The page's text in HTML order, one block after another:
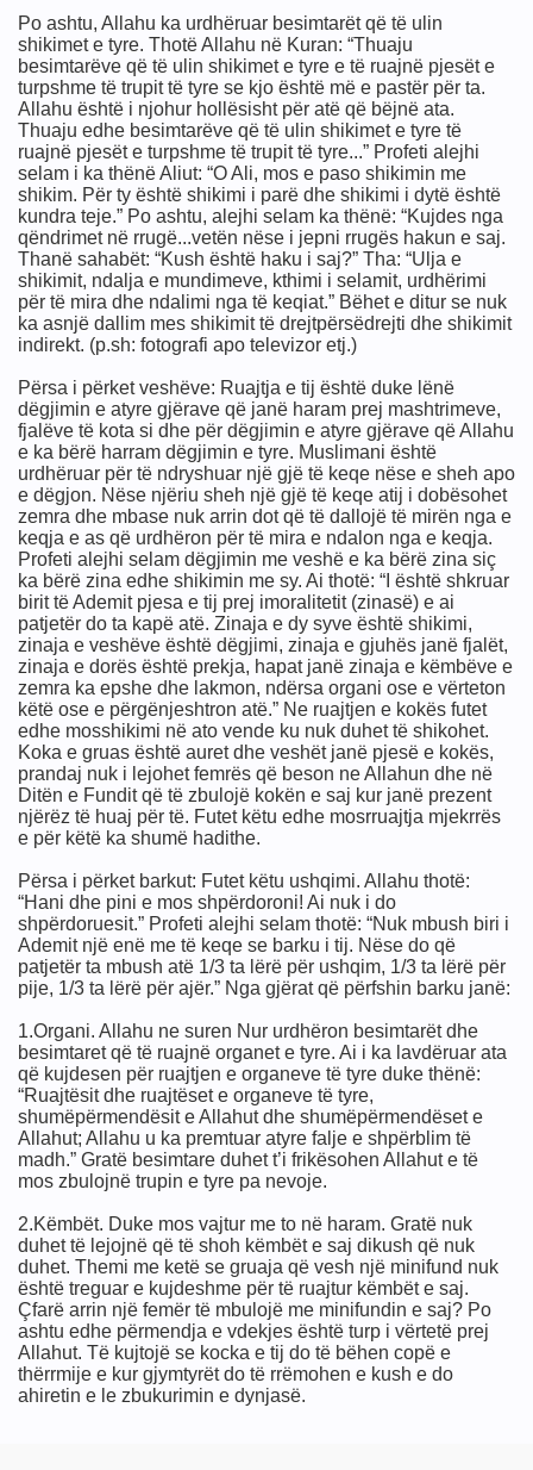
Po ashtu, Allahu ka urdhëruar besimtarët që të ulin
shikimet e tyre. Thotë Allahu në Kuran: “Thuaju
besimtarëve që të ulin shikimet e tyre e të ruajnë pjesët e
turpshme të trupit të tyre se kjo është më e pastër për ta.
Allahu është i njohur hollësisht për atë që bëjnë ata.
Thuaju edhe besimtarëve që të ulin shikimet e tyre të
ruajnë pjesët e turpshme të trupit të tyre...” Profeti alejhi
selam i ka thënë Aliut: “O Ali, mos e paso shikimin me
shikim. Për ty është shikimi i parë dhe shikimi i dytë është
kundra teje.” Po ashtu, alejhi selam ka thënë: “Kujdes nga
qëndrimet në rrugë...vetën nëse i jepni rrugës hakun e saj.
Thanë sahabët: “Kush është haku i saj?” Tha: “Ulja e
shikimit, ndalja e mundimeve, kthimi i selamit, urdhërimi
për të mira dhe ndalimi nga të keqiat.” Bëhet e ditur se nuk
ka asnjë dallim mes shikimit të drejtpërsëdrejti dhe shikimit
indirekt. (p.sh: fotografi apo televizor etj.)
Përsa i përket veshëve: Ruajtja e tij është duke lënë
dëgjimin e atyre gjërave që janë haram prej mashtrimeve,
fjalëve të kota si dhe për dëgjimin e atyre gjërave që Allahu
e ka bërë harram dëgjimin e tyre. Muslimani është
urdhëruar për të ndryshuar një gjë të keqe nëse e sheh apo
e dëgjon. Nëse njëriu sheh një gjë të keqe atij i dobësohet
zemra dhe mbase nuk arrin dot që të dallojë të mirën nga e
keqja e as që urdhëron për të mira e ndalon nga e keqja.
Profeti alejhi selam dëgjimin me veshë e ka bërë zina siç
ka bërë zina edhe shikimin me sy. Ai thotë: “I është shkruar
birit të Ademit pjesa e tij prej imoralitetit (zinasë) e ai
patjetër do ta kapë atë. Zinaja e dy syve është shikimi,
zinaja e veshëve është dëgjimi, zinaja e gjuhës janë fjalët,
zinaja e dorës është prekja, hapat janë zinaja e këmbëve e
zemra ka epshe dhe lakmon, ndërsa organi ose e vërteton
këtë ose e përgënjeshtron atë.” Ne ruajtjen e kokës futet
edhe mosshikimi në ato vende ku nuk duhet të shikohet.
Koka e gruas është auret dhe veshët janë pjesë e kokës,
prandaj nuk i lejohet femrës që beson ne Allahun dhe në
Ditën e Fundit që të zbulojë kokën e saj kur janë prezent
njërëz të huaj për të. Futet këtu edhe mosrruajtja mjekrrës
e për këtë ka shumë hadithe.
Përsa i përket barkut: Futet këtu ushqimi. Allahu thotë:
“Hani dhe pini e mos shpërdoroni! Ai nuk i do
shpërdoruesit.” Profeti alejhi selam thotë: “Nuk mbush biri i
Ademit një enë me të keqe se barku i tij. Nëse do që
patjetër ta mbush atë 1/3 ta lërë për ushqim, 1/3 ta lërë për
pije, 1/3 ta lërë për ajër.” Nga gjërat që përfshin barku janë:
1.Organi. Allahu ne suren Nur urdhëron besimtarët dhe
besimtaret që të ruajnë organet e tyre. Ai i ka lavdëruar ata
që kujdesen për ruajtjen e organeve të tyre duke thënë:
“Ruajtësit dhe ruajtëset e organeve të tyre,
shumëpërmendësit e Allahut dhe shumëpërmendëset e
Allahut; Allahu u ka premtuar atyre falje e shpërblim të
madh.” Gratë besimtare duhet t’i frikësohen Allahut e të
mos zbulojnë trupin e tyre pa nevoje.
2.Këmbët. Duke mos vajtur me to në haram. Gratë nuk
duhet të lejojnë që të shoh këmbët e saj dikush që nuk
duhet. Themi me ketë se gruaja që vesh një minifund nuk
është treguar e kujdeshme për të ruajtur këmbët e saj.
Çfarë arrin një femër të mbulojë me minifundin e saj? Po
ashtu edhe përmendja e vdekjes është turp i vërtetë prej
Allahut. Të kujtojë se kocka e tij do të bëhen copë e
thërrmije e kur gjymtyrët do të rrëmohen e kush e do
ahiretin e le zbukurimin e dynjasë.
gje
i shohim në Media,në produkte etj...
i dini këto për “Izraelin” ?
i tyre për masonët) fund
për shoqërinë
Blue Beam, H.A.A.R.P dhe Chemtrails !